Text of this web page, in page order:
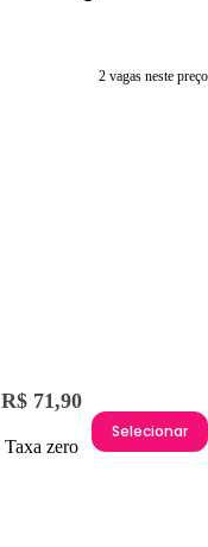
2 vagas neste preço
R$ 71,90
Taxa zero
Selecionar